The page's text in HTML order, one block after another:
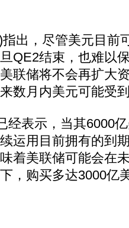
，尽管美元目前
QE2结束，也难以
联储将不会再扩大
数月内美元可能受
表示，当其6000亿
运用目前拥有的到
着美联储可能会在
，购买多达3000亿